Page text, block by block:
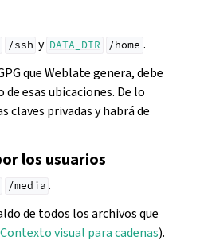
/ssh y DATA_DIR /home .
que Weblate genera, debe
esas ubicaciones. De lo
claves privadas y habrá de
los usuarios
/media .
de todos los archivos que
Contexto visual para cadenas).